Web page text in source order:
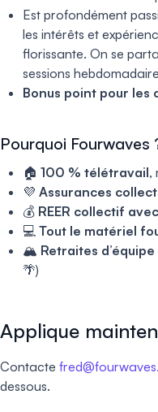
Est profondément
les intérêts et
florissante. On se
sessions
Bonus point pour les
Pourquoi Fourwaves
🏠 100 % télétravail,
💜 Assurances
💰 REER collectif
💻 Tout le matériel
🏔 Retraites d’équipe
🌴)
Applique
Contacte
dessous.